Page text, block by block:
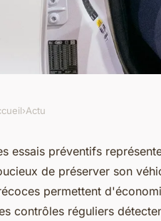
›Actu
essais préventifs
de préserver son
permettent
contrôles réguliers